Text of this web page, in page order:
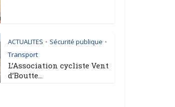
ACTUALITES • Sécurité publique •
Transport
L’Association cycliste Vent
d’Boutte...